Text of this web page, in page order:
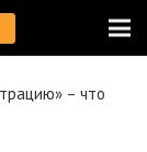
– что